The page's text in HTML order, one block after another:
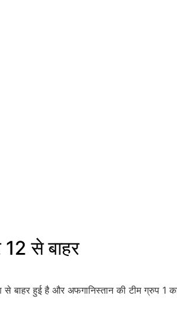
से बाहर
बाहर हुई है और अफगानिस्तान की टीम ग्रुप 1